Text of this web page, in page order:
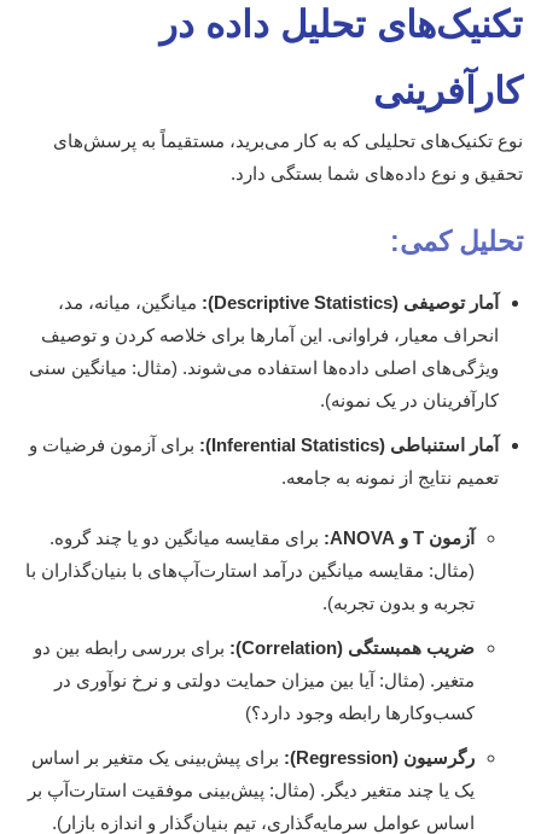
تکنیک‌های تحلیل داده در
کارآفرینی
نوع تکنیک‌های تحلیلی که به کار می‌برید، مستقیماً به پرسش‌های
تحقیق و نوع داده‌های شما بستگی دارد.
تحلیل کمی:
آمار توصیفی (Descriptive Statistics):
میانگین، میانه، مد،
انحراف معیار، فراوانی. این آمارها برای خلاصه کردن و توصیف
ویژگی‌های اصلی داده‌ها استفاده می‌شوند. (مثال: میانگین سنی
کارآفرینان در یک نمونه).
آمار استنباطی (Inferential Statistics):
برای آزمون فرضیات و
تعمیم نتایج از نمونه به جامعه.
آزمون T و ANOVA:
برای مقایسه میانگین دو یا چند گروه.
(مثال: مقایسه میانگین درآمد استارت‌آپ‌های با بنیان‌گذاران با
تجربه و بدون تجربه).
ضریب همبستگی (Correlation):
برای بررسی رابطه بین دو
متغیر. (مثال: آیا بین میزان حمایت دولتی و نرخ نوآوری در
کسب‌وکارها رابطه وجود دارد؟)
رگرسیون (Regression):
برای پیش‌بینی یک متغیر بر اساس
یک یا چند متغیر دیگر. (مثال: پیش‌بینی موفقیت استارت‌آپ بر
اساس عوامل سرمایه‌گذاری، تیم بنیان‌گذار و اندازه بازار).